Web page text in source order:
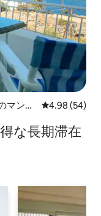
マンシ
レビュー54
4.98 (54)
な長⁠期⁠滞⁠在